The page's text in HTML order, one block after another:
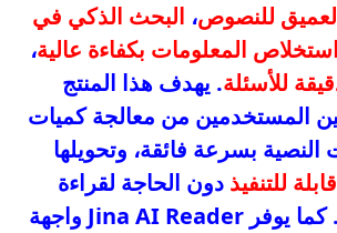
للنصوص، البحث الذكي في
استخلاص المعلومات بكفاءة عالية،
للأسئلة. يهدف هذا المنتج
المستخدمين من معالجة كميات
النصية بسرعة فائقة، وتحويلها
للتنفيذ دون الحاجة لقراءة
المحتوى بأكمله. كما يوفر Jina AI Reader واجهة